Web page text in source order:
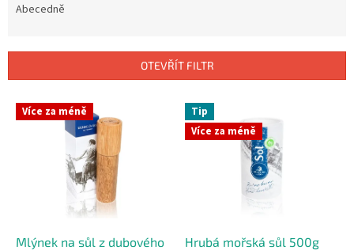
r
Abecedně
OTEVŘÍT FILTR
V Více za méně
Mlýnek na sůl z dubového
Tip
Více za méně
Hrubá mořská sůl 500g